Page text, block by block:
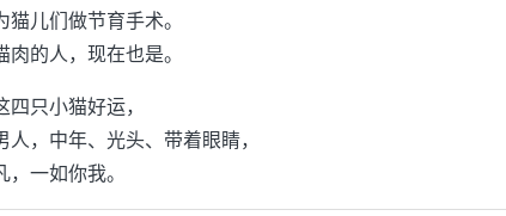
儿们做节育手术。
的人，现在也是。
只小猫好运，
，中年、光头、带着眼睛，
一如你我。